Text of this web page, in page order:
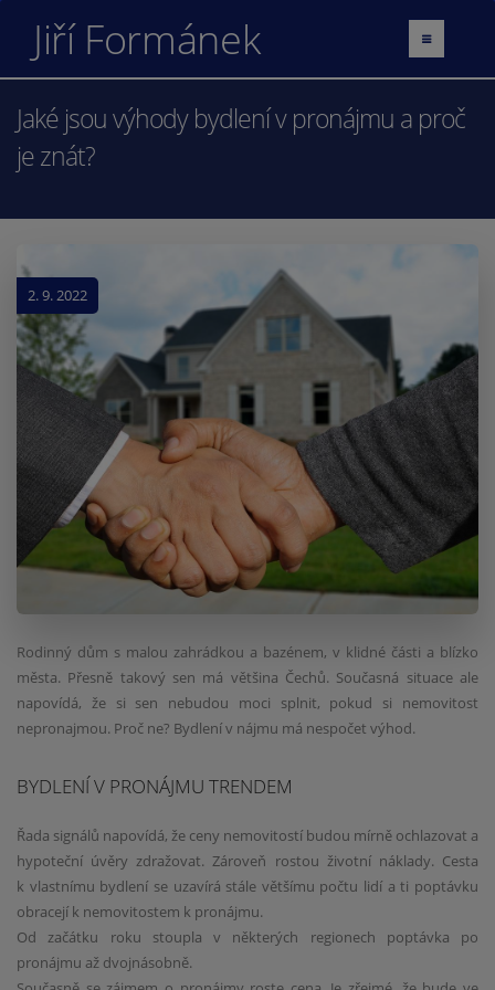
Jiří Formánek
Jaké jsou výhody bydlení v pronájmu a proč
je znát?
2. 9. 2022
Rodinný dům s malou zahrádkou a bazénem, v klidné části a blízko
města. Přesně takový sen má většina Čechů. Současná situace ale
napovídá, že si sen nebudou moci splnit, pokud si nemovitost
nepronajmou. Proč ne? Bydlení v nájmu má nespočet výhod.
BYDLENÍ V PRONÁJMU TRENDEM
Řada signálů napovídá, že ceny nemovitostí budou mírně ochlazovat a
hypoteční úvěry zdražovat. Zároveň rostou životní náklady. Cesta
k vlastnímu bydlení se uzavírá stále většímu počtu lidí a ti poptávku
obracejí k nemovitostem k pronájmu.
Od začátku roku stoupla v některých regionech poptávka po
pronájmu až dvojnásobně.